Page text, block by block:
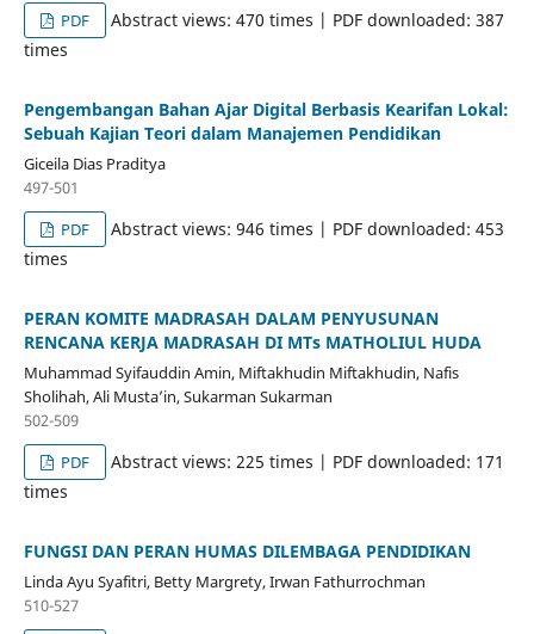
PDF
Abstract views: 470 times | PDF downloaded: 387
times
Pengembangan Bahan Ajar Digital Berbasis Kearifan Lokal:
Sebuah Kajian Teori dalam Manajemen Pendidikan
Giceila Dias Praditya
497-501
PDF
Abstract views: 946 times | PDF downloaded: 453
times
PERAN KOMITE MADRASAH DALAM PENYUSUNAN
RENCANA KERJA MADRASAH DI MTs MATHOLIUL HUDA
Muhammad Syifauddin Amin, Miftakhudin Miftakhudin, Nafis
Sholihah, Ali Musta’in, Sukarman Sukarman
502-509
PDF
Abstract views: 225 times | PDF downloaded: 171
times
FUNGSI DAN PERAN HUMAS DILEMBAGA PENDIDIKAN
Linda Ayu Syafitri, Betty Margrety, Irwan Fathurrochman
510-527